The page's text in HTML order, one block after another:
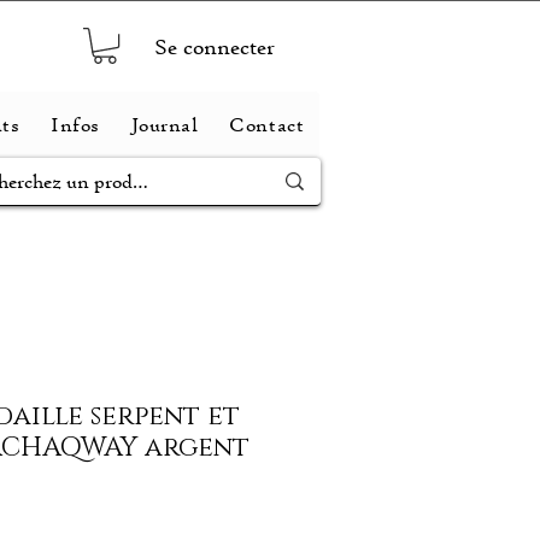
Se connecter
Infos Journal Contact
serpent et
argent